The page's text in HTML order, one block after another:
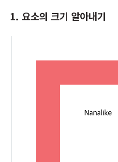
1. 요소의 크기 알아내기